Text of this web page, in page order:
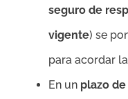
seguro de
vigente) se
para acordar
En un plazo